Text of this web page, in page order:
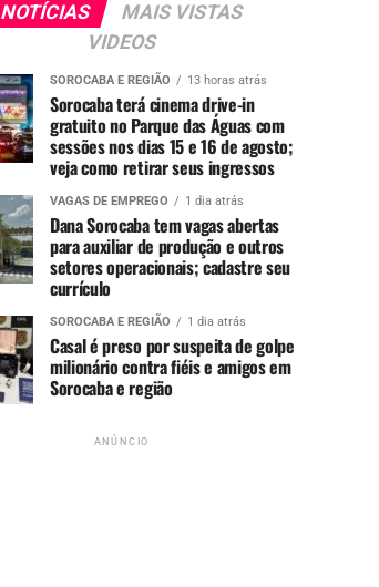
NOTÍCIAS
MAIS VISTAS
VIDEOS
SOROCABA E REGIÃO 13 horas atrás
Sorocaba terá cinema drive-in
gratuito no Parque das Águas com
sessões nos dias 15 e 16 de agosto;
veja como retirar seus ingressos
VAGAS DE EMPREGO 1 dia atrás
Dana Sorocaba tem vagas abertas
para auxiliar de produção e outros
setores operacionais; cadastre seu
currículo
SOROCABA E REGIÃO 1 dia atrás
Casal é preso por suspeita de golpe
milionário contra fiéis e amigos em
Sorocaba e região
ANÚNCIO